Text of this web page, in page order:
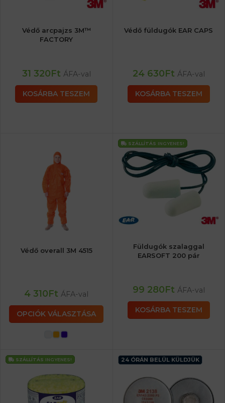
Védő arcpajzs 3M™
FACTORY
31 320Ft ÁFA-val
KOSÁRBA TESZEM
Védő füldugók EAR CAPS
24 630Ft ÁFA-val
KOSÁRBA TESZEM
Védő overall 3M 4515
4 310Ft ÁFA-val
OPCIÓK VÁLASZTÁSA
SZÁLLÍTÁS INGYENES!
Füldugók szalaggal
EARSOFT 200 pár
99 280Ft ÁFA-val
KOSÁRBA TESZEM
SZÁLLÍTÁS INGYENES! 24 ÓRÁN BELÜL KÜLDJÜK